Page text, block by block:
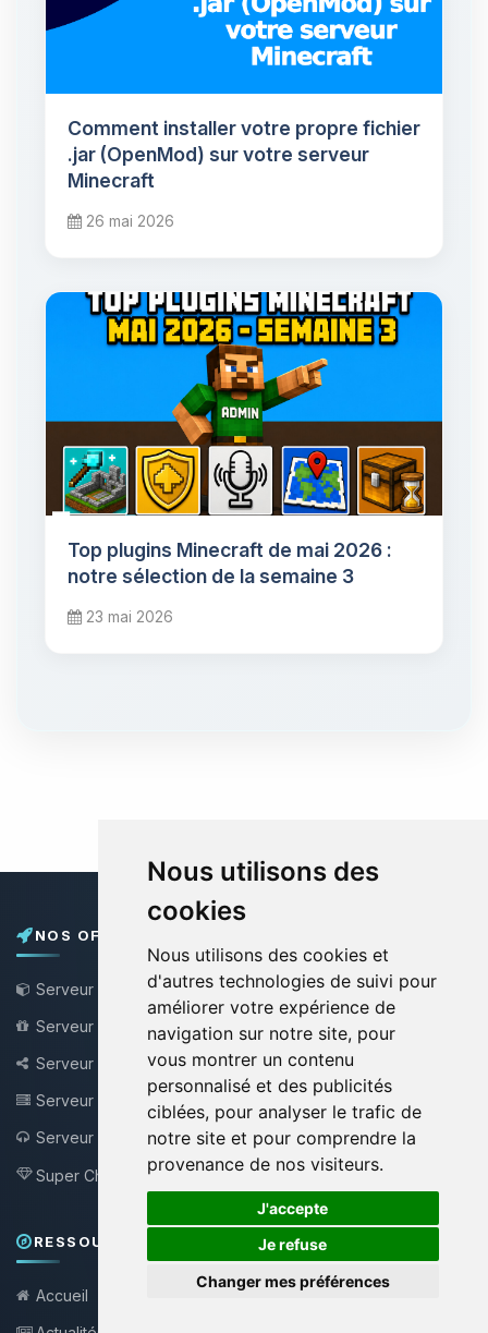
Nous utilisons des
cookies
Nous utilisons des cookies et
d'autres technologies de suivi pour
améliorer votre expérience de
navigation sur notre site, pour
vous montrer un contenu
personnalisé et des publicités
ciblées, pour analyser le trafic de
notre site et pour comprendre la
provenance de nos visiteurs.
J'accepte
Je refuse
Changer mes préférences
Comment installer votre propre fichier
.jar (OpenMod) sur votre serveur
Minecraft
26 mai 2026
Top plugins Minecraft de mai 2026 :
notre sélection de la semaine 3
23 mai 2026
NOS OFFRES
Serveur Minecraft
Serveur Minecraft Gratuit
Serveur Bungee / Velocity
Serveur VPS
Serveur Teamspeak
NEW !
Super Choupy NEW !
RESSOURCES & SUPPORT
Accueil
🍪